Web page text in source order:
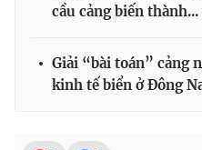
cầu cảng biến thành...
Giải “bài toán” cảng
kinh tế biển ở Đông